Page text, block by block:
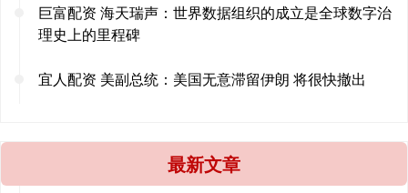
巨富配资 海天瑞声：世界数据组织的成立是全球数字治
理史上的里程碑
宜人配资 美副总统：美国无意滞留伊朗 将很快撤出
最新文章